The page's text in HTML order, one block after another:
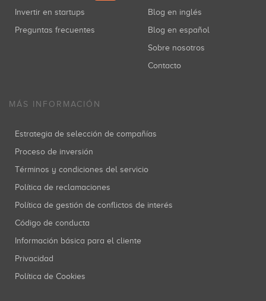
Invertir en startups
Preguntas frecuentes
Blog en inglés
Blog en español
Sobre nosotros
Contacto
MÁS INFORMACIÓN
Estrategia de selección de compañías
Proceso de inversión
Términos y condiciones del servicio
Política de reclamaciones
Política de gestión de conflictos de interés
Código de conducta
Información básica para el cliente
Privacidad
Política de Cookies